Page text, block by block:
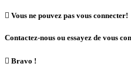
 Vous ne pouvez pas vous connecter!
Contactez-nous ou essayez de vous
 Bravo !